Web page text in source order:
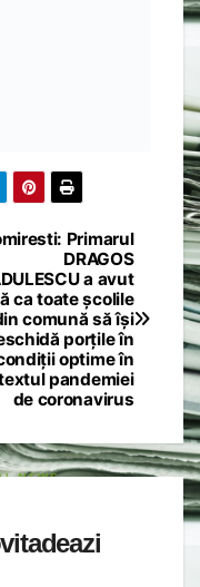
Primarul
DRAGOS
a avut
ca toate școlile
comună să își
porțile în
optime în
pandemiei
de coronavirus